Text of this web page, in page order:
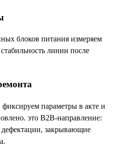
блоков питания измеряем
линии после
параметры в акте и
это B2B-направление:
дефектации, закрывающие